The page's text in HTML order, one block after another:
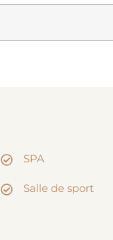
SPA
Salle de sport